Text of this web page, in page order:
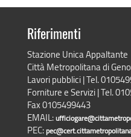
Riferimenti
Stazione Unica Appaltante
Città Metropolitana di
Lavori pubblici | Tel.
Forniture e Servizi | Tel.
Fax 0105499443
EMAIL:
PEC: